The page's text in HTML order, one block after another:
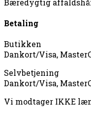
Bæredygtig
Betaling
Butikken
Dankort/Visa,
Selvbetjening
Dankort/Visa,
Vi modtager IKKE